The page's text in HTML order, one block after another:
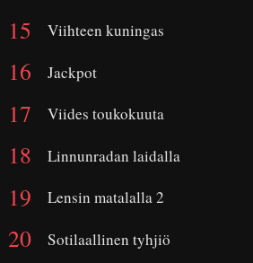
Viihteen kuningas
Jackpot
Viides toukokuuta
Linnunradan laidalla
Lensin matalalla 2
Sotilaallinen tyhjiö